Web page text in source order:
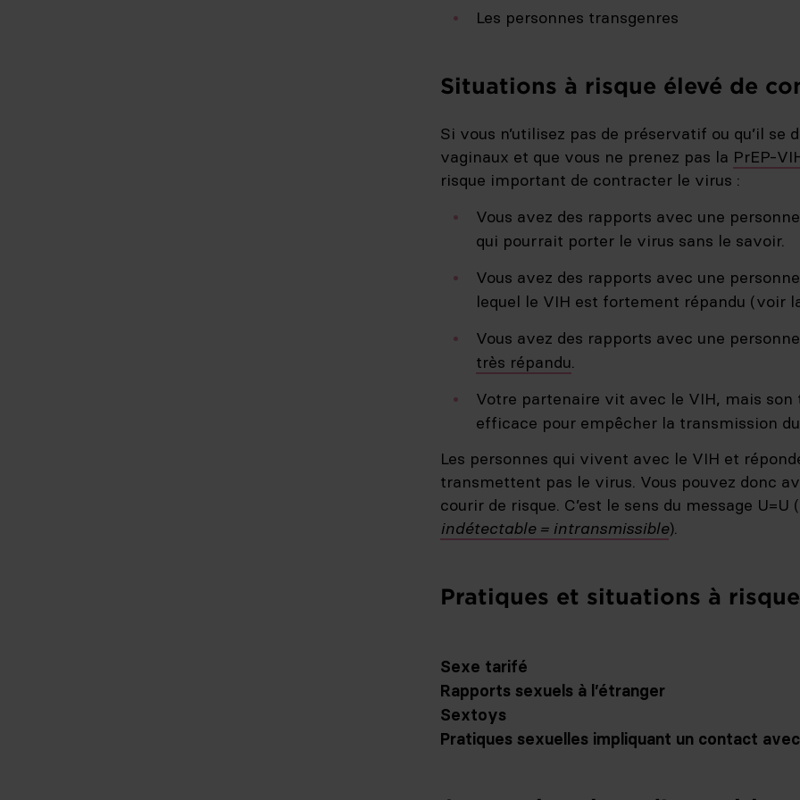
Les personnes transgenres
Situations à risque élevé de
Si vous n’utilisez pas de préservatif ou qu’il se
vaginaux et que vous ne prenez pas la PrEP-
risque important de contracter le virus :
Vous avez des rapports avec une
qui pourrait porter le virus sans le savoir.
Vous avez des rapports avec une
lequel le VIH est fortement répandu (voir
Vous avez des rapports avec une
très répandu.
Votre partenaire vit avec le VIH, mais son
efficace pour empêcher la transmission
Les personnes qui vivent avec le VIH et
transmettent pas le virus. Vous pouvez donc
courir de risque. C’est le sens du message U=U (
indétectable = intransmissible).
Pratiques et situations à
Sexe tarifé
Plus quelqu’un a de partenaires, plus la
une infection est élevée. Le risque de
Rapports sexuels à l’étranger
Le risque de contracter le VIH est plus élevé
Sextoys
Pratiques sexuelles impliquant un contact